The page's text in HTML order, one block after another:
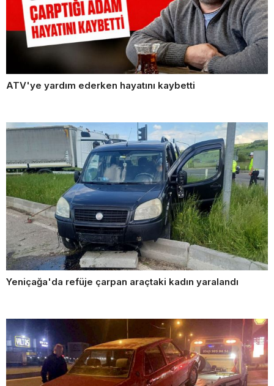
ATV'ye yardım ederken hayatını kaybetti
Yeniçağa'da refüje çarpan araçtaki kadın yaralandı